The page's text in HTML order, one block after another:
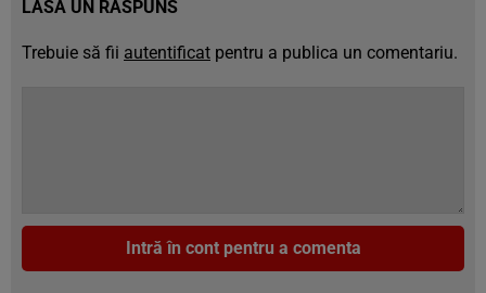
LASĂ UN RĂSPUNS
Trebuie să fii autentificat pentru a publica un comentariu.
Intră în cont pentru a comenta